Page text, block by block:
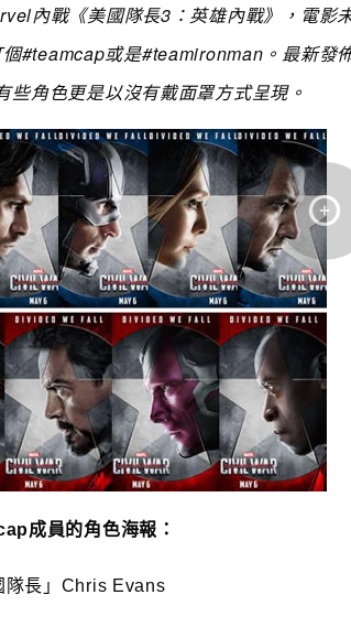
內戰《美國隊長3：英雄內戰》，電影
#teamcap或是#teamironman。最新發
些角色更是以沒有戴面罩方式呈現。
成員的角色海報：
隊長」Chris Evans